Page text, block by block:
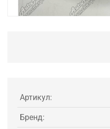
Артикул:
Бренд: